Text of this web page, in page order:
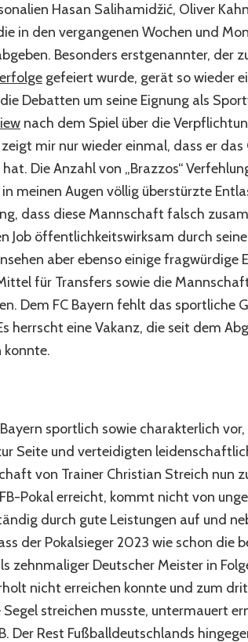
Hasan Salihamidžić, Oliver
in den vergangenen Wochen und
Besonders erstgenannter, der
gefeiert wurde, gerät so wieder
Debatten um seine Eignung als
nach dem Spiel über die
mir nur wieder einmal, dass er
Die Anzahl von „Brazzos“
meinen Augen völlig überstürzte
dass diese Mannschaft falsch
Job öffentlichkeitswirksam durch
aber ebenso einige fragwürdige
für Transfers sowie die
Dem FC Bayern fehlt das sportliche
herrscht eine Vakanz, die seit dem
sportlich sowie charakterlich
Seite und verteidigten
von Trainer Christian Streich nun
Pokal erreicht, kommt nicht von
durch gute Leistungen auf und
der Pokalsieger 2023 wie schon die
zehnmaliger Deutscher Meister in
nicht erreichen konnte und zum
streichen musste, untermauert
Der Rest Fußballdeutschlands